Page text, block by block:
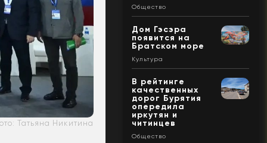
Татьяна Никитина
Общество
Дом Гэсэра
появится на
Братском море
Культура
В рейтинге
качественных
дорог Бурятия
опередила
иркутян и
читинцев
Общество